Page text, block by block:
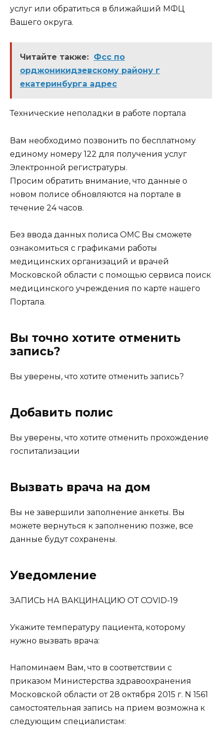
услуг или обратиться в ближайший МФЦ
Вашего округа.
Читайте также: Фсс по
орджоникидзевскому району г
екатеринбурга адрес
Технические неполадки в работе портала
Вам необходимо позвонить по бесплатному
единому номеру 122 для получения услуг
Электронной регистратуры.
Просим обратить внимание, что данные о
новом полисе обновляются на портале в
течение 24 часов.
Без ввода данных полиса ОМС Вы сможете
ознакомиться с графиками работы
медицинских организаций и врачей
Московской области с помощью сервиса поиск
медицинского учреждения по карте нашего
Портала.
Вы точно хотите отменить
запись?
Вы уверены, что хотите отменить запись?
Добавить полис
Вы уверены, что хотите отменить прохождение
госпитализации
Вызвать врача на дом
Вы не завершили заполнение анкеты. Вы
можете вернуться к заполнению позже, все
данные будут сохранены.
Уведомление
ЗАПИСЬ НА ВАКЦИНАЦИЮ ОТ COVID-19
Укажите температуру пациента, которому
нужно вызвать врача:
Напоминаем Вам, что в соответствии с
приказом Министерства здравоохранения
Московской области от 28 октября 2015 г. N 1561
самостоятельная запись на прием возможна к
следующим специалистам: